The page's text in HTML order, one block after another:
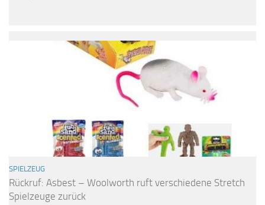
SPIELZEUG
Rückruf: Asbest – Woolworth ruft verschiedene Stretch
Spielzeuge zurück